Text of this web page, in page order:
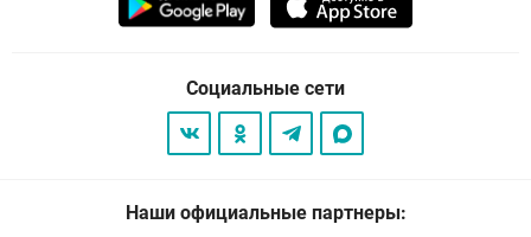
Социальные сети
Наши официальные партнеры: